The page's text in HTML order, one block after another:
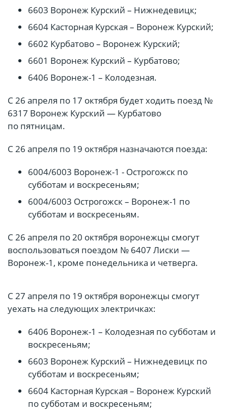
6603 Воронеж Курский – Нижнедевицк;
6604 Касторная Курская – Воронеж Курский;
6602 Курбатово – Воронеж Курский;
6601 Воронеж Курский – Курбатово;
6406 Воронеж-1 – Колодезная.
С 26 апреля по 17 октября будет ходить поезд №
6317 Воронеж Курский — Курбатово
по пятницам.
С 26 апреля по 19 октября назначаются поезда:
6004/6003 Воронеж-1 - Острогожск по
субботам и воскресеньям;
6004/6003 Острогожск – Воронеж-1 по
субботам и воскресеньям.
С 26 апреля по 20 октября воронежцы смогут
воспользоваться поездом № 6407 Лиски —
Воронеж-1, кроме понедельника и четверга.
С 27 апреля по 19 октября воронежцы смогут
уехать на следующих электричках:
6406 Воронеж-1 – Колодезная по субботам и
воскресеньям;
6603 Воронеж Курский – Нижнедевицк по
субботам и воскресеньям;
6604 Касторная Курская – Воронеж Курский
по субботам и воскресеньям;